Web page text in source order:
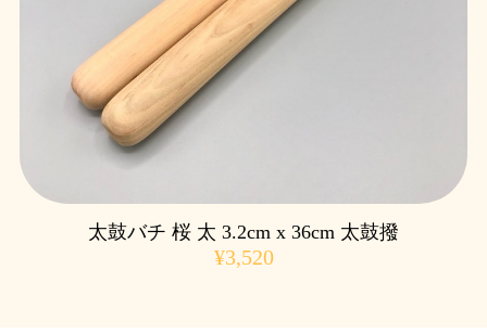
太鼓バチ 桜 太 3.2cm x 36cm 太鼓撥
¥3,520